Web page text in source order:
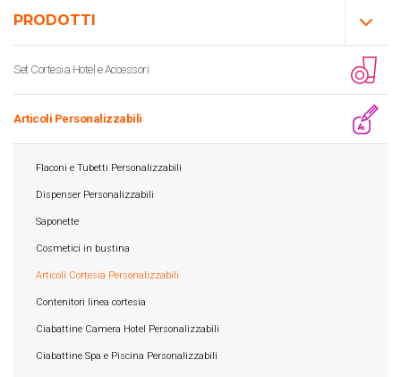
PRODOTTI
Set Cortesia Hotel e Accessori
Articoli Personalizzabili
Flaconi e Tubetti Personalizzabili
Dispenser Personalizzabili
Saponette
Cosmetici in bustina
Articoli Cortesia Personalizzabili
Contenitori linea cortesia
Ciabattine Camera Hotel Personalizzabili
Ciabattine Spa e Piscina Personalizzabili